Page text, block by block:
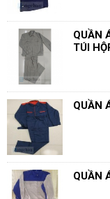
QUẦN
TÚI
QUẦN
QUẦN